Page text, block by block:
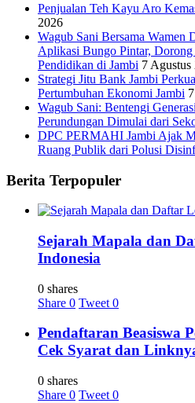
Penjualan Teh Kayu Aro
2026
Wagub Sani Bersama Wamen
Aplikasi Bungo Pintar,
Pendidikan di Jambi 7 Agustus
Strategi Jitu Bank Jambi
Pertumbuhan Ekonomi Jambi
Wagub Sani: Bentengi
Perundungan Dimulai dari
DPC PERMAHI Jambi Ajak
Ruang Publik dari Polusi
Berita Terpopuler
Sejarah Mapala dan
Indonesia
0 shares
Share 0 Tweet 0
Pendaftaran Beasiswa
Cek Syarat dan
0 shares
Share 0 Tweet 0